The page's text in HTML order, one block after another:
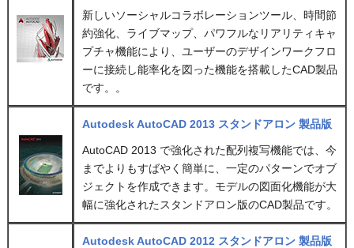
新しいソーシャルコラボレーションツール、時間節
約強化、ライブマップ、パワフルなリアリティキャ
プチャ機能により、ユーザーのデザインワークフロ
ーに接続し能率化を図った機能を搭載したCAD製品
です。。
Autodesk AutoCAD 2013 スタンドアロン 製品版
AutoCAD 2013 で強化された配列複写機能では、今
までよりもすばやく簡単に、一定のパターンでオブ
ジェクトを作成できます。モデルの図面化機能が大
幅に強化されたスタンドアロン版のCAD製品です。
Autodesk AutoCAD 2012 スタンドアロン 製品版